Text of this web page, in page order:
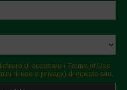
di accettare i Terms of Use
di uso e privacy) di questo sito.